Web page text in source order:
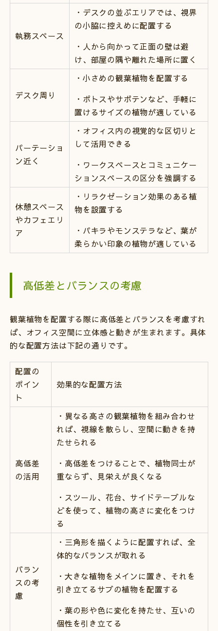
執務スペース
・デスクの並ぶエリアでは、視界
の小脇に控えめに配置する
・人から向かって正面の壁は避
け、部屋の隅や離れた場所に置く
デスク周り
・小さめの観葉植物を配置する
・ポトスやサボテンなど、手軽に
置けるサイズの植物が適している
パーテーショ
ン近く
・オフィス内の視覚的な区切りと
して活用できる
・ワークスペースとコミュニケー
ションスペースの区分を強調する
休憩スペース
やカフェエリ
ア
・リラクゼーション効果のある植
物を設置する
・パキラやモンステラなど、葉が
柔らかい印象の植物が適している
高低差とバランスの考慮
観葉植物を配置する際に高低差とバランスを考慮すれ
ば、オフィス空間に立体感と動きが生まれます。具体
的な配置方法は下記の通りです。
配置の
ポイン
ト
効果的な配置方法
高低差
の活用
・異なる高さの観葉植物を組み合わせ
れば、視線を散らし、空間に動きを持
たせられる
・高低差をつけることで、植物同士が
重ならず、見栄えが良くなる
・スツール、花台、サイドテーブルな
どを使って、植物の高さに変化をつけ
る
バラン
スの考
慮
・三角形を描くように配置すれば、全
体的なバランスが取れる
・大きな植物をメインに置き、それを
引き立てるサブの植物を配置する
・葉の形や色に変化を持たせ、互いの
個性を引き立てる